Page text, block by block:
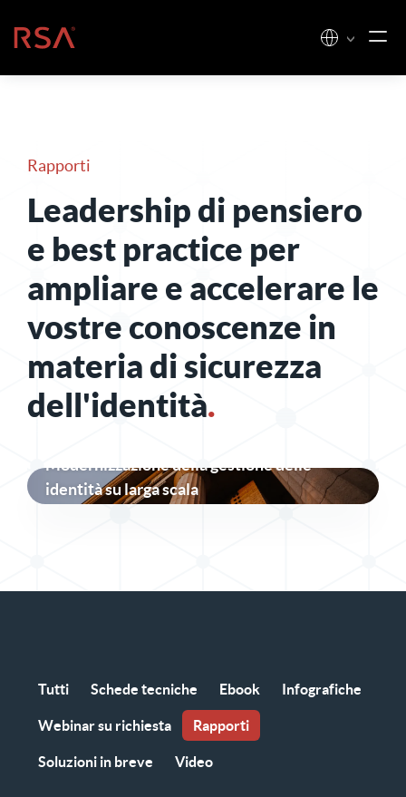
Casa
Rapporti
Leadership di pensiero
e best practice per
ampliare e accelerare le
vostre conoscenze in
materia di sicurezza
dell'identità.
Modernizzazione della gestione delle
identità su larga scala
Tutti Schede tecniche Ebook Infografiche
Webinar su richiesta Rapporti
Soluzioni in breve Video